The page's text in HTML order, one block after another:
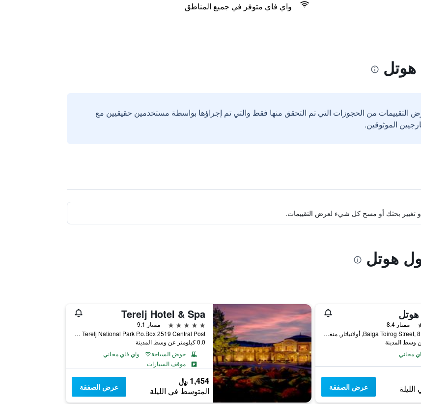
واي فاي متوفر في جميع المناطق
هوتل
التقييمات من الحجوزات التي تم التحقق منها فقط والتي تم إجراؤها بواسطة مستخدمين حقيقيين مع
تغيير بحثك أو مسح كل شيء لعرض التقييمات.
هوتل
هوتل
ممتاز 8.4
Baiga Toirog Street, 8th Subdistrict, أولانباتار, منغوليا
مجاني
عرض الصفقة
Terelj Hotel & Spa
5 نجوم
ممتاز 9.1
Gorkhi Terelj National Park P.o.Box 2519 Central Post, أولانباتار, منغوليا
0.0 كيلومتر عن وسط المدينة
حوض السباحة
واي فاي مجاني
موقف السيارات
1,454 ﷼
المتوسط في الليلة عرض الصفقة